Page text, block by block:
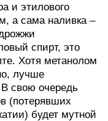
и этилового
а сама наливка –
спирт, это
Хотя метанолом
лучше
свою очередь
(потерявших
будет мутной